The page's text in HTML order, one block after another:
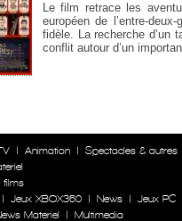
Le film retrace les
européen de l’entre-
fidèle. La recherche d’un
conflit autour d’un
| Animation |
Spectacles & autres
films
| Jeux XBOX360 | News | Jeux PC
Materiel | Multimedia